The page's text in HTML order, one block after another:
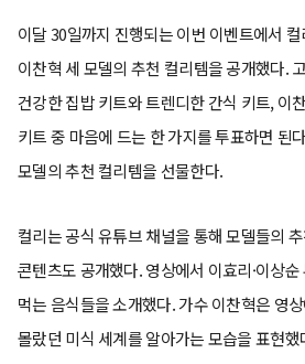
이달 30일까지 진행되는 이번 이벤트에서
이찬혁 세 모델의 추천 컬리템을 공개했다.
건강한 집밥 키트와 트렌디한 간식 키트, 이
키트 중 마음에 드는 한 가지를 투표하면 된
모델의 추천 컬리템을 선물한다.
컬리는 공식 유튜브 채널을 통해 모델들의
콘텐츠도 공개했다. 영상에서 이효리·이상
먹는 음식들을 소개했다. 가수 이찬혁은 영
몰랐던 미식 세계를 알아가는 모습을 표현했